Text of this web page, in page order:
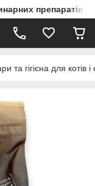
препаратів
та гігієна для котів і